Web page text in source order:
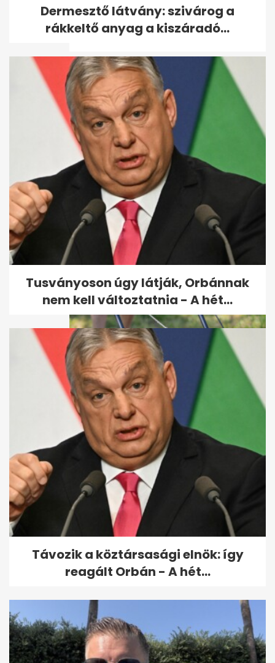
Balázs DJ-szettjére, mint
Puskás...
Udonis Haslem részesedést
vett az Ipswich Townban,
Premier...
Sárgul a gyep kánikulában?
Lehet, hogy a túl alacsony
fűnyírás...
Dermesztő látvány: szivárog a
rákkeltő anyag a kiszáradó...
Tusványoson úgy látják, Orbánnak
nem kell változtatnia - A hét...
Távozik a köztársasági elnök: így
reagált Orbán - A hét...